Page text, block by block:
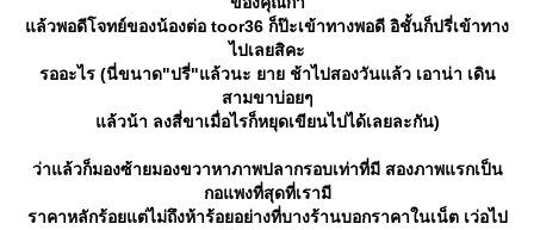
ล้วพอดีโจทย์ของน้องต่อ toor36 ก็ป๊ะเข้าทางพอดี อิชั้นก็ปรี่เข้าทาง
ไปเลยสิคะ
รออะไร (นี่ขนาด"ปรี่"แล้วนะ ยาย ช้าไปสองวันแล้ว เอาน่า เดิน
สามขาบ่อยๆ
ล้วน้า ลงสี่ขาเมื่อไรก็หยุดเขียนไปได้เลยละกัน)
ว่าแล้วก็มองซ้ายมองขวาหาภาพปลากรอบเท่าที่มี สองภาพแรกเป็น
กอแพงที่สุดที่เรามี
ราคาหลักร้อยแต่ไม่ถึงห้าร้อยอย่างที่บางร้านบอกราคาในเน็ต เว่อไป